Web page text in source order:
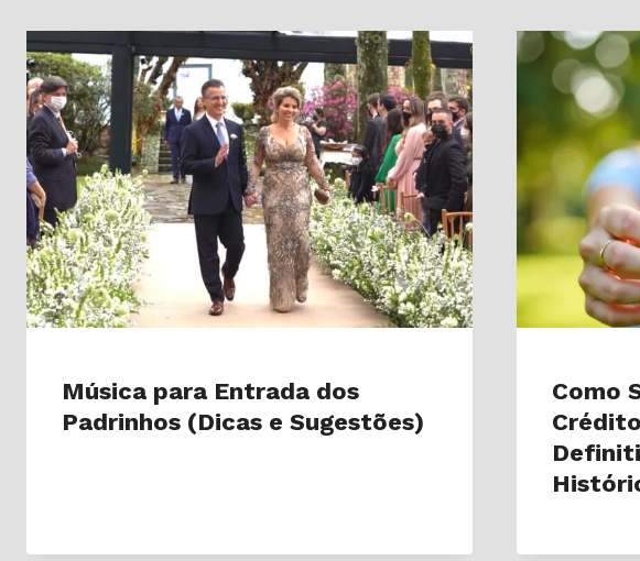
Música para Entrada dos
Padrinhos (Dicas e Sugestões)
Como